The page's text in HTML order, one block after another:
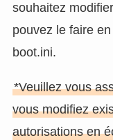
souhaitez
pouvez le faire
boot.ini.
*Veuillez vous
vous modifiez
autorisations en